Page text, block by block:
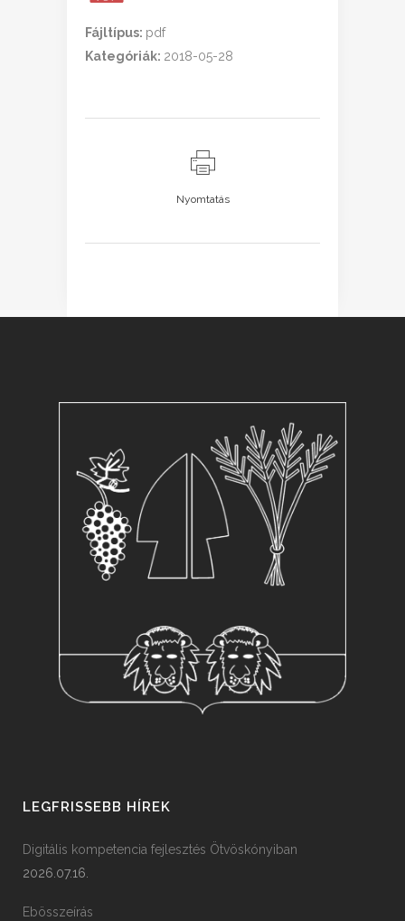
Fájltípus: pdf
Kategóriák: 2018-05-28
Nyomtatás
LEGFRISSEBB HÍREK
Digitális kompetencia fejlesztés Ötvöskónyiban
2026.07.16.
Ebösszeírás